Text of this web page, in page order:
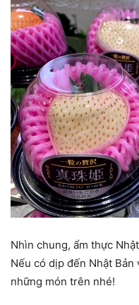
Nhìn chung, ẩm thực
Nếu có dịp đến Nhật
những món trên nhé!